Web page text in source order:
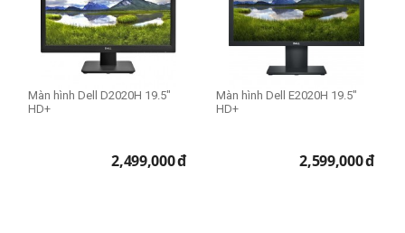
Màn hình Dell D2020H 19.5"
HD+
2,499,000đ
Màn hình Dell E2020H 19.5"
HD+
2,599,000đ